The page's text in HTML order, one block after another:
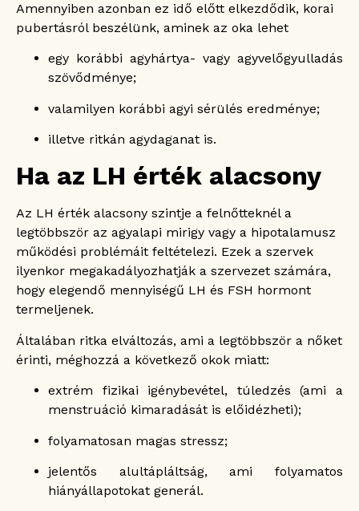
Amennyiben azonban ez idő előtt elkezdődik, korai
pubertásról beszélünk, aminek az oka lehet
egy korábbi agyhártya- vagy agyvelőgyulladás
szövődménye;
valamilyen korábbi agyi sérülés eredménye;
illetve ritkán agydaganat is.
Ha az LH érték alacsony
Az LH érték alacsony szintje a felnőtteknél a
legtöbbször az agyalapi mirigy vagy a hipotalamusz
működési problémáit feltételezi. Ezek a szervek
ilyenkor megakadályozhatják a szervezet számára,
hogy elegendő mennyiségű LH és FSH hormont
termeljenek.
Általában ritka elváltozás, ami a legtöbbször a nőket
érinti, méghozzá a következő okok miatt:
extrém fizikai igénybevétel, túledzés (ami a
menstruáció kimaradását is előidézheti);
folyamatosan magas stressz;
jelentős alultápláltság, ami folyamatos
hiányállapotokat generál.